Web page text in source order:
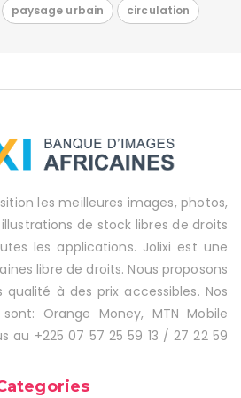
paysage urbain circulation
les meilleures images, photos,
de stock libres de droits
les applications. Jolixi est une
libre de droits. Nous proposons
à des prix accessibles. Nos
Orange Money, MTN Mobile
au +225 07 57 25 59 13 / 27 22 59